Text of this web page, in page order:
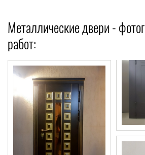
Металлические двери -
работ: